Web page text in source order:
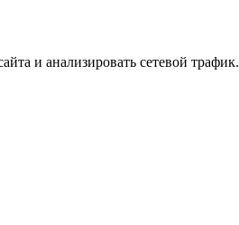
и анализировать сетевой трафик.